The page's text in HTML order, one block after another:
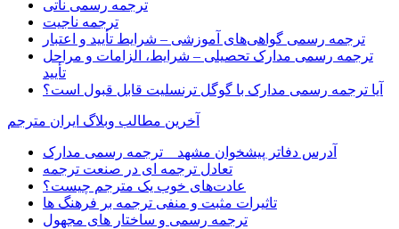
ترجمه رسمی ناتی
ترجمه ناجیت
ترجمه رسمی گواهی‌های آموزشی – شرایط تأیید و اعتبار
ترجمه رسمی مدارک تحصیلی – شرایط، الزامات و مراحل
تأیید
آیا ترجمه رسمی مدارک با گوگل ترنسلیت قابل قبول است؟
آخرین مطالب وبلاگ ایران مترجم
آدرس دفاتر پیشخوان مشهد _ ترجمه رسمی مدارک
تعادل ترجمه ای در صنعت ترجمه
عادت‌های خوب یک مترجم چیست؟
تاثیرات مثبت و منفی ترجمه بر فرهنگ ها
ترجمه رسمی و ساختار های مجهول